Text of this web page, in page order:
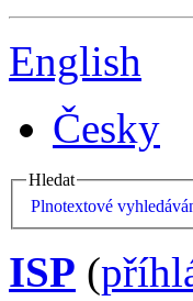
English
Česky
Hledat
Plnotextové
ISP (